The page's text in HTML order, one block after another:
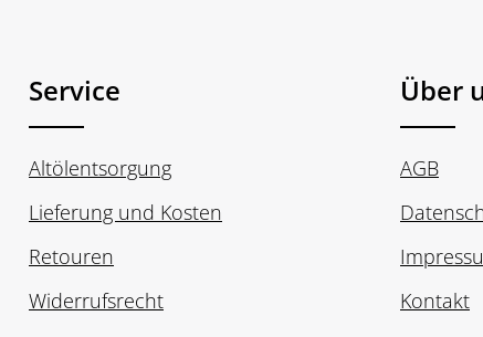
Service
Altölentsorgung
Lieferung und Kosten
Retouren
Widerrufsrecht
Über
AGB
Kontakt